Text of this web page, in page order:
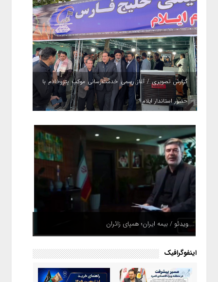
گزارش تصویری / آغاز رسمی خدمت‌رسانی موکب پتروخادم با
حضور استاندار ایلام
ویدئو / بیمه ایران؛ همپای زائران
اینفوگرافیک